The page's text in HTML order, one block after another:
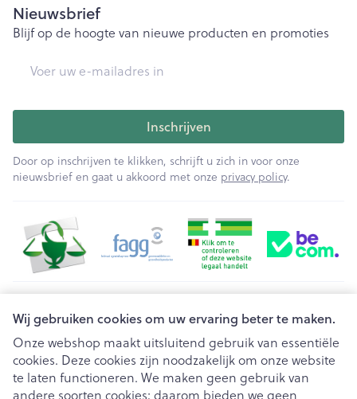
Wij gebruiken cookies om uw ervaring beter te maken.
Onze webshop maakt uitsluitend gebruik van essentiële
cookies. Deze cookies zijn noodzakelijk om onze website
te laten functioneren. We maken geen gebruik van
andere soorten cookies; daarom bieden we geen
Nieuwsbrief
Blijf op de hoogte van nieuwe producten en promoties
Inschrijven
Door op inschrijven te klikken, schrijft u zich in voor onze
nieuwsbrief en gaat u akkoord met onze privacy policy.
Juridische links